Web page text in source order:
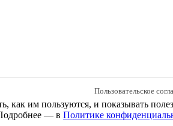
Пользовательское
как им пользуются, и показывать
— в Политике